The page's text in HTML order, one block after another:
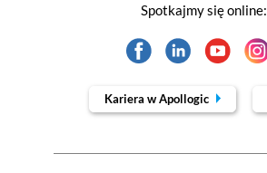
Spotkajmy się online:
Kariera w Apollogic